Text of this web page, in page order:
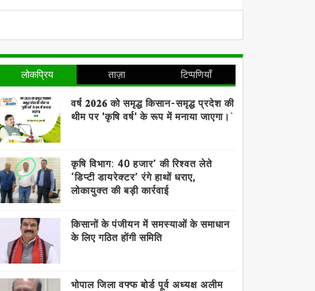
लोकप्रिय ताज़ा टिप्पणियाँ
वर्ष 𝟐𝟎𝟐𝟔 को समृद्ध किसान-समृद्ध प्रदेश की
थीम पर 'कृषि वर्ष' के रूप में मनाया जाएगा।`
कृषि विभाग: 40 हजार’ की रिश्वत लेते
‘डिप्टी डायरेक्टर’ रंगे हाथों धराए,
लोकायुक्त की बड़ी कार्रवाई
किसानों के पंजीयन में समस्याओं के समाधान
के लिए गठित होंगी समिति
भोपाल जिला वफ्फ बोर्ड पूर्व अध्यक्ष अलीम